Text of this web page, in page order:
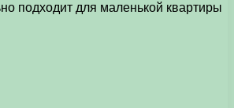
подходит для маленькой квартиры